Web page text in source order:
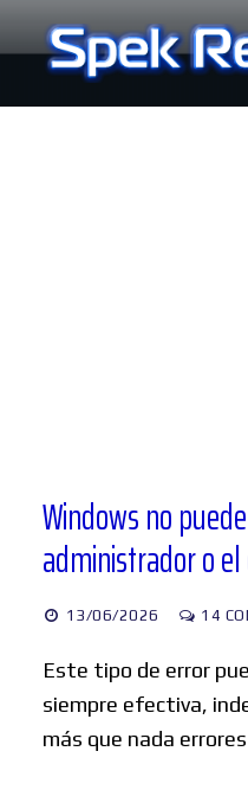
al
contenido
Windows no
administrador o
13/06/2026 14
Este tipo de error
siempre efectiva,
más que nada